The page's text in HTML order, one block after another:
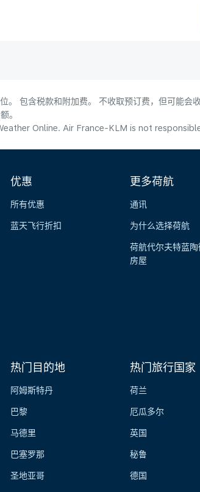
。 包含税款和附加费。 不收取预订费，但可能会
。
Online. Air France-KLM is not
优惠
所有优惠
蓝天飞行折扣
更多荷航
通讯
为什么选择荷航
荷航代尔夫特蓝陶
房屋
热门目的地
阿姆斯特丹
巴黎
马德里
巴塞罗那
圣地亚哥
热门旅行国家
荷兰
厄瓜多尔
英国
秘鲁
德国